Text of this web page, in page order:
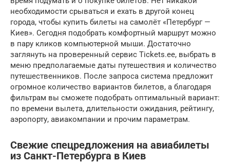
необходимости срываться и ехать в другой конец
города, чтобы купить билеты на самолёт «Петербург —
Киев». Сегодня подобрать комфортный маршрут можно
в пару кликов компьютерной мыши. Достаточно
заглянуть на проверенный сервис Tickets.ee, выбрать в
меню предполагаемые даты путешествия и количество
путешественников. После запроса система предложит
огромное количество вариантов билетов, а благодаря
фильтрам вы сможете подобрать оптимальный вариант:
по времени вылета, длительности ожидания, рейтингу,
аэропорту, авиакомпании и прочим параметрам.
Свежие спецредложения на авиабилеты
из Санкт-Петербурга в Киев